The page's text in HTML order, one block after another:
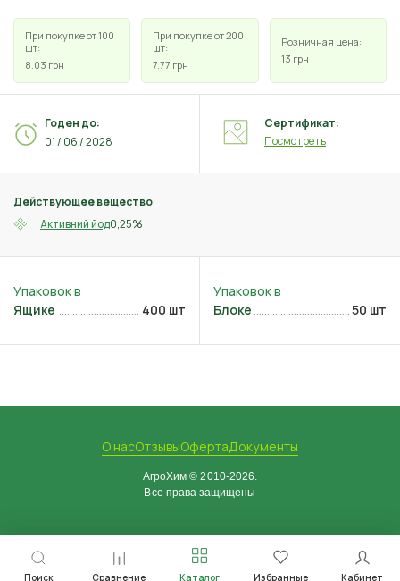
Поиск Сравнение Каталог Избранные Кабинет
При покупке от 100
шт:
8.03 грн
При покупке от 200
шт:
7.77 грн
Розничная цена:
13 грн
Действующее вещество
Активний йод0,25%
Годен до:
01 / 06 / 2028
Сертификат:
Посмотреть
Ящике 400 шт Блоке 50 шт
О насОтзывыОфертаДокументы
АгроХим © 2010-2026.
Все права защищены